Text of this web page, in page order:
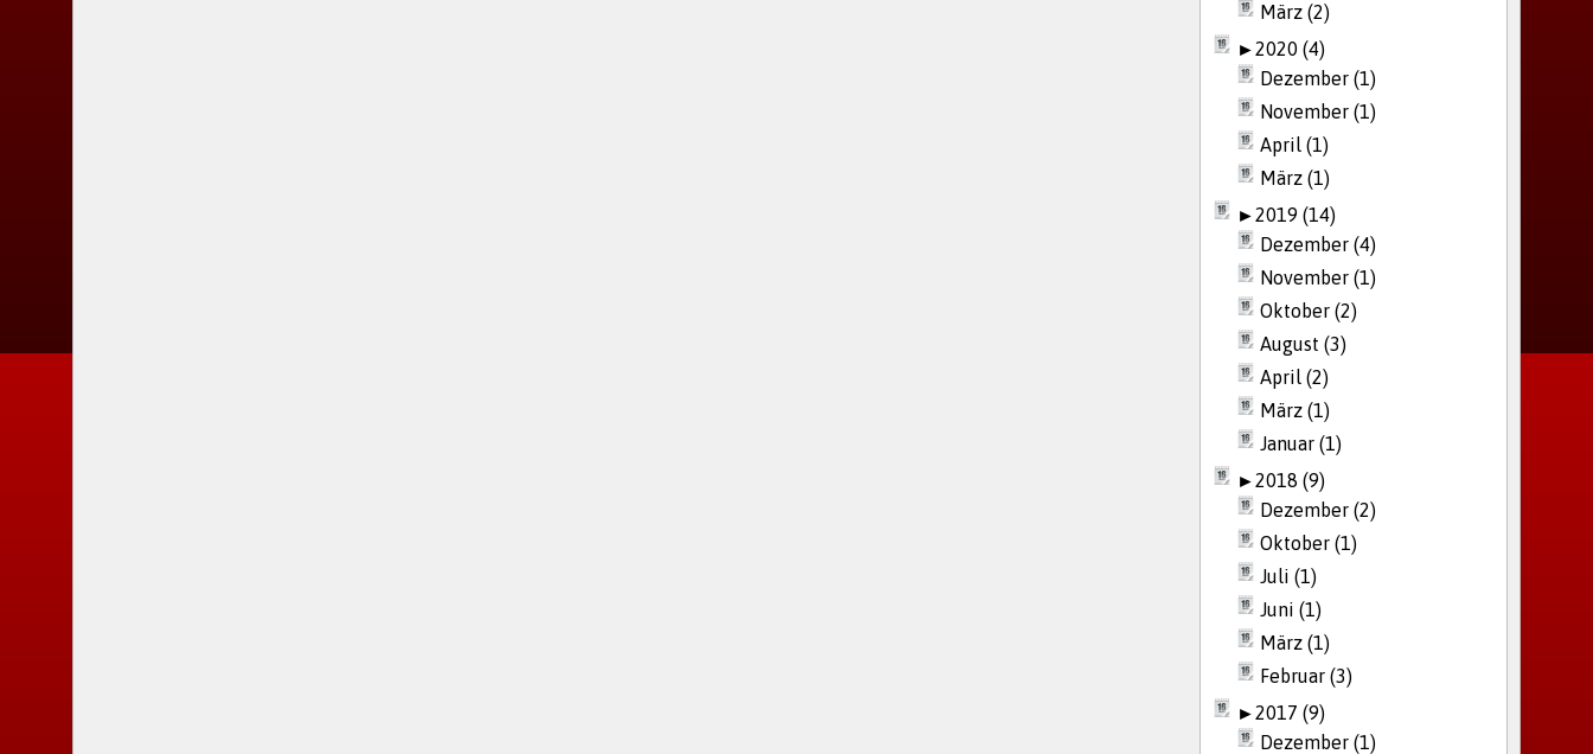
März (2)
►2020 (4)
Dezember (1)
November (1)
April (1)
März (1)
►2019 (14)
Dezember (4)
November (1)
Oktober (2)
August (3)
April (2)
März (1)
Januar (1)
►2018 (9)
Dezember (2)
Oktober (1)
Juli (1)
Juni (1)
März (1)
Februar (3)
►2017 (9)
Dezember (1)